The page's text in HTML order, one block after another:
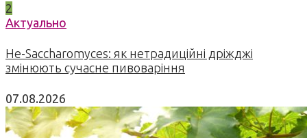
2
Актуально
Не-Saccharomyces: як нетрадиційні дріжджі
змінюють сучасне пивоваріння
07.08.2026